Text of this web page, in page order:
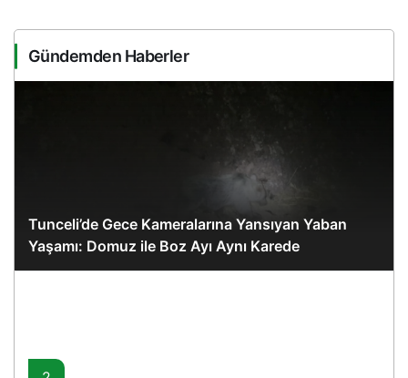
Gündemden Haberler
Tunceli’de Gece Kameralarına Yansıyan Yaban
Yaşamı: Domuz ile Boz Ayı Aynı Karede